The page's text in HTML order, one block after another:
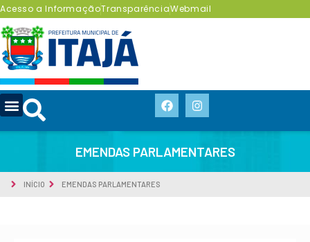
Acesso a InformaçãoTransparênciaWebmail
EMENDAS PARLAMENTARES
INÍCIO EMENDAS PARLAMENTARES